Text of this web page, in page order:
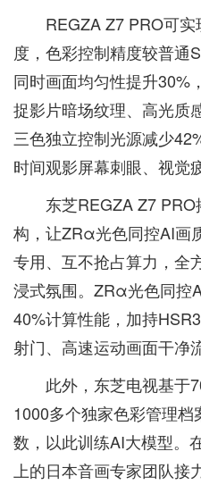
REGZA Z7 PRO可
度，色彩控制精度较普通
同时画面均匀性提升30%
捉影片暗场纹理、高光质
三色独立控制光源减少
时间观影屏幕刺眼、视觉
东芝REGZA Z7
构，让ZRα光色同控AI画
专用、互不抢占算力，全
浸式氛围。ZRα光色同控
40%计算性能，加持
射门、高速运动画面干净
此外，东芝电视基于
1000多个独家色彩管理
数，以此训练AI大模型。
上的日本音画专家团队